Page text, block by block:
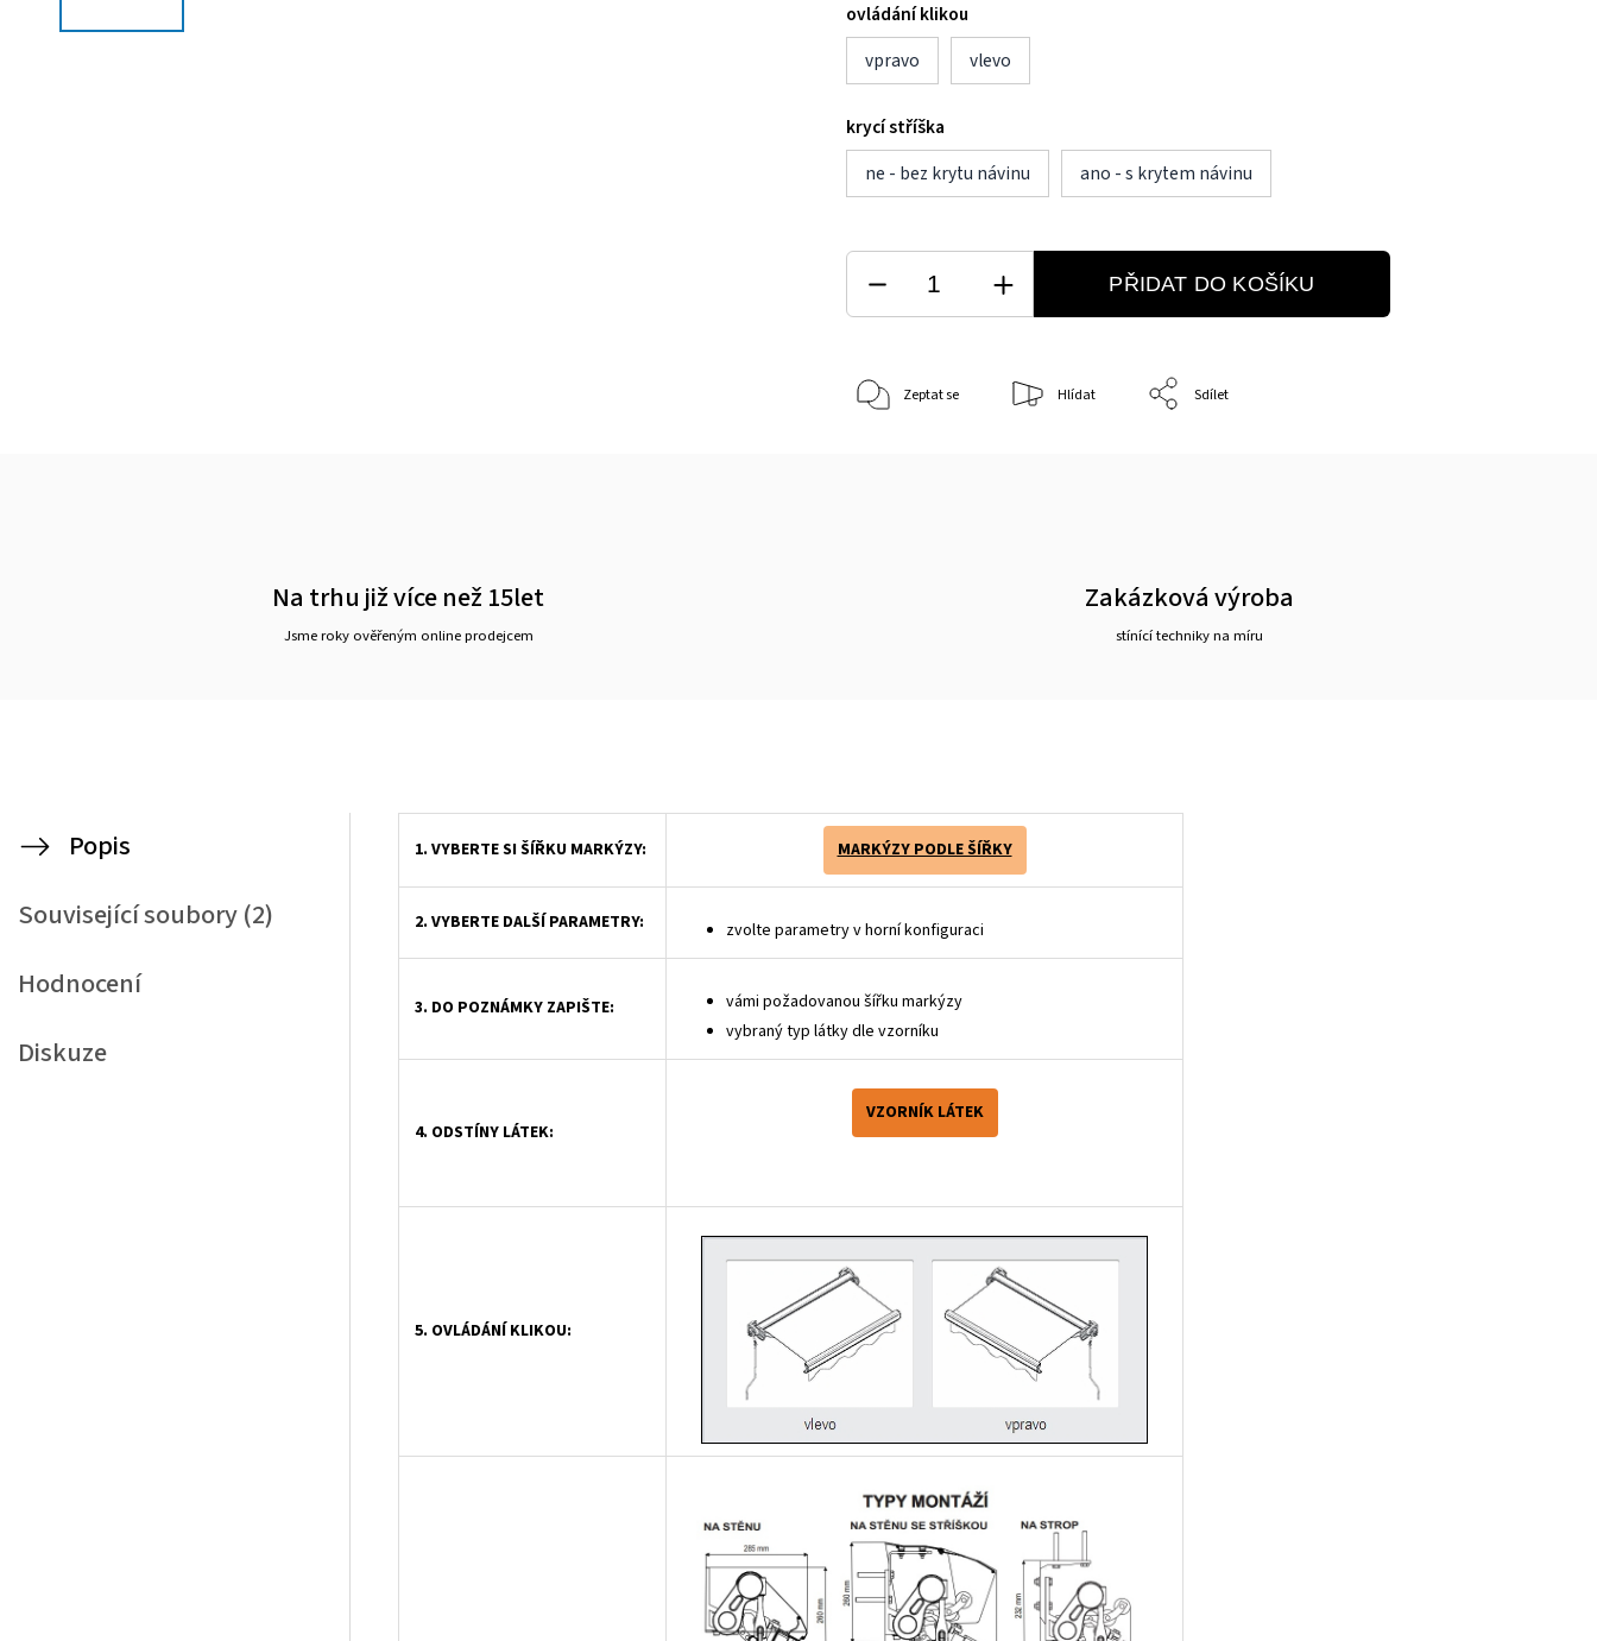
ovládání klikou
vpravo
vlevo
krycí stříška
ne - bez krytu návinu
ano - s krytem návinu
PŘIDAT DO KOŠÍKU
Zeptat se Hlídat Sdílet
Na trhu již více než 15let
Jsme roky ověřeným online prodejcem
Zakázková výroba
stínící techniky na míru
Popis
Související soubory (2)
Hodnocení
Diskuze
1. VYBERTE SI ŠÍŘKU MARKÝZY: MARKÝZY PODLE ŠÍŘKY
2. VYBERTE DALŠÍ PARAMETRY: zvolte parametry v horní konfiguraci
3. DO POZNÁMKY ZAPIŠTE:
vámi požadovanou šířku markýzy
vybraný typ látky dle vzorníku
4. ODSTÍNY LÁTEK:
VZORNÍK LÁTEK
5. OVLÁDÁNÍ KLIKOU: